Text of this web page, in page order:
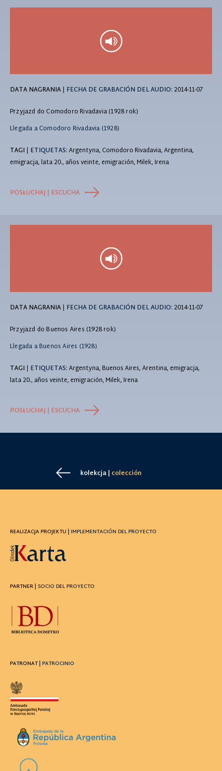
DATA NAGRANIA| FECHA DE GRABACIÓN DEL AUDIO:2014-11-07
Przyjazd do Comodoro Rivadavia (1928 rok)
Llegada a Comodoro Rivadavia (1928)
TAGI | ETIQUETAS: Argentyna, Comodoro Rivadavia, Argentina,
emigracja, lata 20., años veinte, emigración, Milek, Irena
POSŁUCHAJ | ESCUCHA
DATA NAGRANIA| FECHA DE GRABACIÓN DEL AUDIO:2014-11-07
Przyjazd do Buenos Aires (1928 rok)
Llegada a Buenos Aires (1928)
TAGI | ETIQUETAS: Argentyna, Buenos Aires, Arentina, emigracja,
lata 20., años veinte, emigración, Milek, Irena
POSŁUCHAJ | ESCUCHA
kolekcja | colección
REALIZACJA PROJEKTU | IMPLEMENTACIÓN DEL PROYECTO
PARTNER | SOCIO DEL PROYECTO
PATRONAT | PATROCINIO